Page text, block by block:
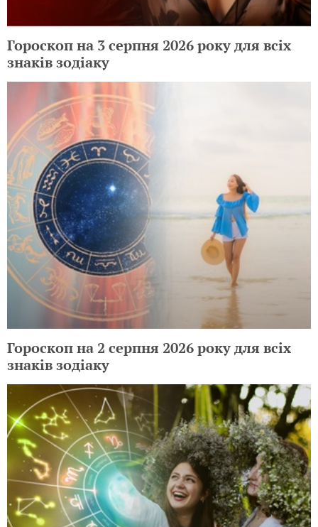
Гороскоп на 3 серпня 2026 року для всіх
знаків зодіаку
Гороскоп на 2 серпня 2026 року для всіх
знаків зодіаку